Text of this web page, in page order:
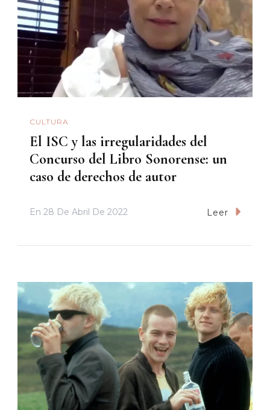
CULTURA
El ISC y las irregularidades del
Concurso del Libro Sonorense: un
caso de derechos de autor
En 28 De Abril De 2022 Leer